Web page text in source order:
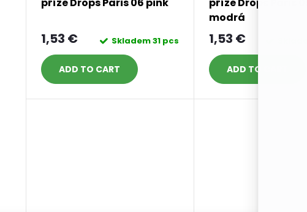
1,53 € Skladem31 pcs
ADD TO CART
modrá
1,53 €
ADD TO CART